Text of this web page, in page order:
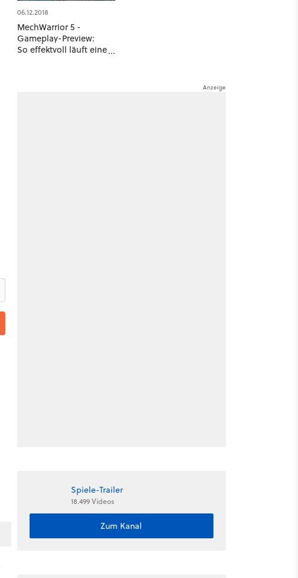
06.12.2018
MechWarrior 5 -
Gameplay-Preview:
So effektvoll läuft eine
Spiele-Trailer
18.499 Videos
Zum Kanal